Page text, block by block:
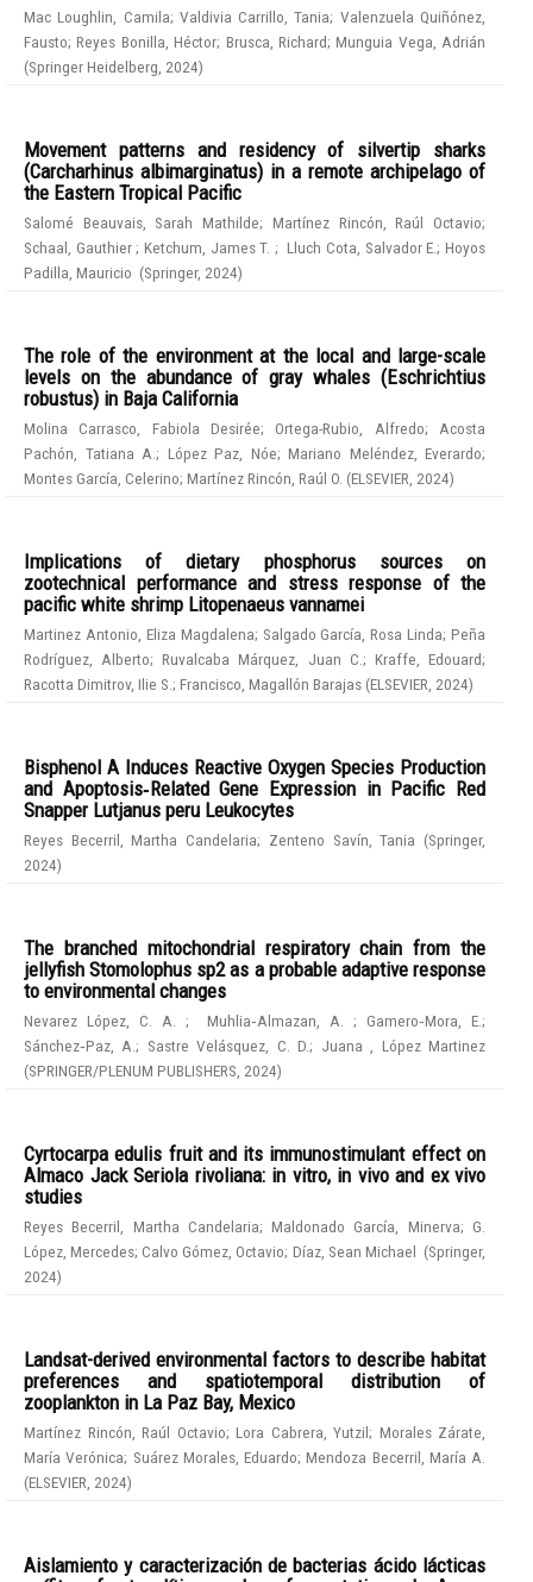
Mac Loughlin, Camila; Valdivia Carrillo, Tania; Valenzuela Quiñónez,
Fausto;Reyes Bonilla, Héctor; Brusca, Richard;Munguia Vega, Adrián
(Springer Heidelberg 2024)
Movement patterns and residency of silvertip sharks
(Carcharhinus albimarginatus) in a remote archipelago of
the Eastern Tropical Pacific
Salomé Beauvais, Sarah Mathilde; Martínez Rincón, Raúl Octavio;
Schaal, Gauthier;Ketchum, James T.; Lluch Cota, Salvador E.;Hoyos
Padilla, Mauricio (Springer, 2024)
The role of the environment at the local and large-scale
levels on the abundance of gray whales (Eschrichtius
robustus) in Baja California
Molina Carrasco, Fabiola Desirée;Ortega-Rubio, Alfredo; Acosta
Pachón, Tatiana A. ; López Paz, Nóe; Mariano Meléndez, Everardo;
Montes García, Celerino; Martínez Rincón, Raúl O. (ELSEVIER 2024)
Implications of dietary phosphorus sources on
zootechnical performance and stress response of the
pacific white shrimp Litopenaeus vannamei
Martinez Antonio, Eliza Magdalena; Salgado García, Rosa Linda; Peña
Rodríguez, Alberto;Ruvalcaba Márquez, Juan C. ; Kraffe, Edouard;
Racotta Dimitrov, Ilie S. ; Francisco, Magallón Barajas (ELSEVIER 2024)
Bisphenol A Induces Reactive Oxygen Species Production
and Apoptosis‑Related Gene Expression in Pacific Red
Snapper Lutjanus peru Leukocytes
Reyes Becerril, Martha Candelaria; Zenteno Savín, Tania (Springer,
2024)
The branched mitochondrial respiratory chain from the
jellyfish Stomolophus sp2 as a probable adaptive response
to environmental changes
Nevarez López, C. A. ; Muhlia‑Almazan, A.;Gamero‑Mora, E.;
Sánchez‑Paz, A.; Sastre Velásquez, C. D.; Juana , López Martinez
(SPRINGER/PLENUM PUBLISHERS 2024)
Cyrtocarpa edulis fruit and its immunostimulant effect on
Almaco Jack Seriola rivoliana: in vitro, in vivo and ex vivo
studies
Reyes Becerril, Martha Candelaria;Maldonado García, Minerva;G.
López, Mercedes;Calvo Gómez, Octavio; Díaz, Sean Michael (Springer,
2024)
Landsat-derived environmental factors to describe habitat
preferences and spatiotemporal distribution of
zooplankton in La Paz Bay, Mexico
Martínez Rincón, Raúl Octavio; Lora Cabrera, Yutzil; Morales Zárate,
María Verónica; Suárez Morales, Eduardo;Mendoza Becerril, María A.
(ELSEVIER 2024)
Aislamiento y caracterización de bacterias ácido lácticas